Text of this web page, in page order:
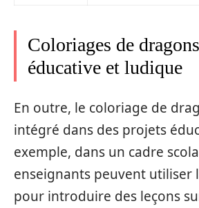
Coloriages de
éducative et ludique
En outre, le coloriage de
intégré dans des projets
exemple, dans un cadre
enseignants peuvent utiliser
pour introduire des leçons